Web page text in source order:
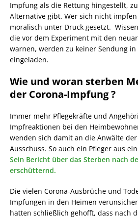
Impfung als die Rettung hingestellt,
Alternative gibt. Wer sich nicht
moralisch unter Druck gesetzt.
die vor dem Experiment mit den
warnen, werden zu keiner Sendung
eingeladen.
Wie und woran sterben
der Corona-Impfung ?
Immer mehr Pflegekräfte und
Impfreaktionen bei den
wenden sich damit an die Anwälte
Ausschuss. So auch ein Pfleger aus
Sein Bericht über das Sterben nach
erschütternd.
Die vielen Corona-Ausbrüche und
Impfungen in den Heimen
hatten schließlich gehofft, dass nach